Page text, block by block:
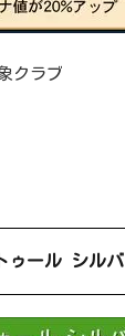
クラブ
ゥール シルバ